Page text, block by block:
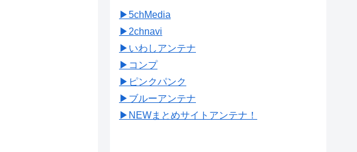
▶︎5chMedia
▶︎2chnavi
▶︎いわしアンテナ
▶︎コンプ
▶︎ピンクパンク
▶︎ブルーアンテナ
▶︎NEWまとめサイトアンテナ！